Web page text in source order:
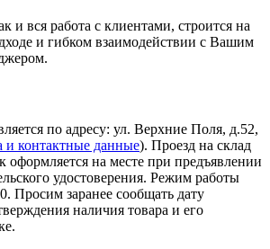
и вся работа с клиентами, строится на
и гибком взаимодействии с Вашим
по адресу: ул. Верхние Поля, д.52,
и контактные данные). Проезд на склад
оформляется на месте при предъявлении
удостоверения. Режим работы
Просим заранее сообщать дату
наличия товара и его